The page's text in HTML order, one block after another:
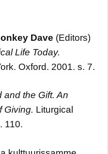
Dave (Editors)
Life Today.
Oxford. 2001. s. 7.
and the Gift. An
Giving. Liturgical
110.